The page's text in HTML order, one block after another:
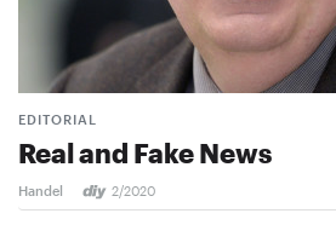
EDITORIAL
Real and Fake News
Handel 2/2020